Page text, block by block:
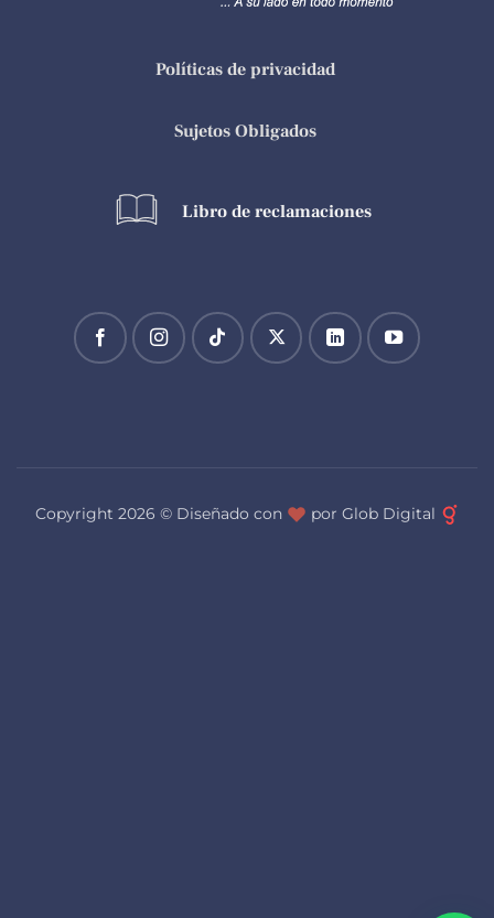
Políticas de privacidad
Sujetos Obligados
Libro de reclamaciones
Copyright 2026 © Diseñado con por Glob Digital